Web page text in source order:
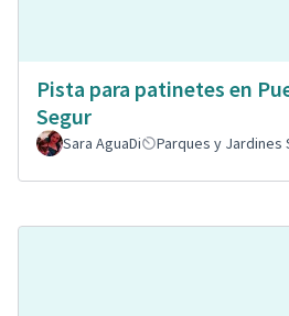
Pista para patinetes en
Segur
Sara AguaDi Parques y Jardines